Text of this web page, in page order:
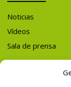
Noticias
Vídeos
Sala de prensa